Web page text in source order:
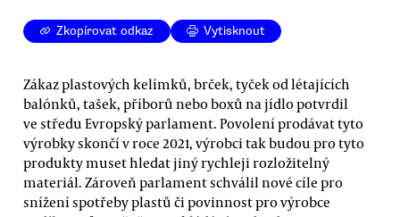
Zkopírovat odkaz Vytisknout
Zákaz plastových kelímků, brček, tyček od létajících
balónků, tašek, příborů nebo boxů na jídlo potvrdil
ve středu Evropský parlament. Povolení prodávat tyto
výrobky skončí v roce 2021, výrobci tak budou pro tyto
produkty muset hledat jiný rychleji rozložitelný
materiál. Zároveň parlament schválil nové cíle pro
snížení spotřeby plastů či povinnost pro výrobce